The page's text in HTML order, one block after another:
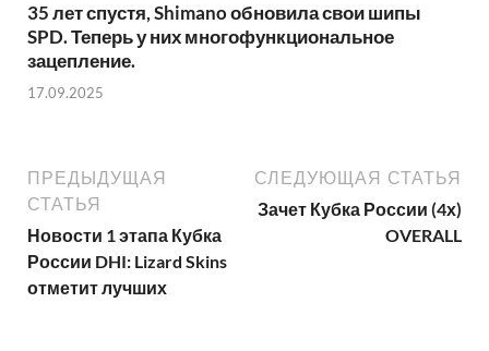
35 лет спустя, Shimano обновила свои шипы
SPD. Теперь у них многофункциональное
зацепление.
17.09.2025
ПРЕДЫДУЩАЯ
СТАТЬЯ
Новости 1 этапа Кубка
России DHI: Lizard Skins
отметит лучших
СЛЕДУЮЩАЯ СТАТЬЯ
Зачет Кубка России (4х)
OVERALL